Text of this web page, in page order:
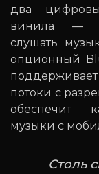
два
винила —
слушать
опционный
потоки с
обеспечит
музыки с
Столь